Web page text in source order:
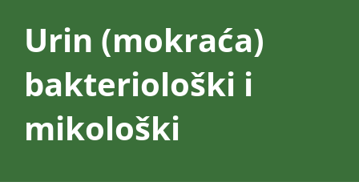
Urin (mokraća)
bakteriološki i
mikološki